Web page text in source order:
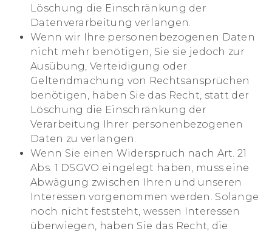
Löschung die Einschränkung der
Datenverarbeitung verlangen.
Wenn wir Ihre personenbezogenen Daten
nicht mehr benötigen, Sie sie jedoch zur
Ausübung, Verteidigung oder
Geltendmachung von Rechtsansprüchen
benötigen, haben Sie das Recht, statt der
Löschung die Einschränkung der
Verarbeitung Ihrer personenbezogenen
Daten zu verlangen.
Wenn Sie einen Widerspruch nach Art. 21
Abs. 1 DSGVO eingelegt haben, muss eine
Abwägung zwischen Ihren und unseren
Interessen vorgenommen werden. Solange
noch nicht feststeht, wessen Interessen
überwiegen, haben Sie das Recht, die